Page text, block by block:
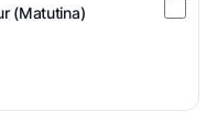
(Matutina)